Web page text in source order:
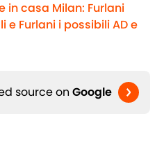
in casa Milan: Furlani
e Furlani i possibili AD e
source on Google